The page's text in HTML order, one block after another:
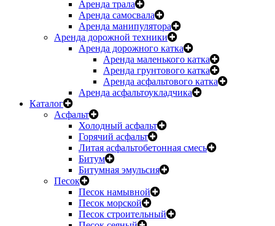
Аренда трала
Аренда самосвала
Аренда манипулятора
Аренда дорожной техники
Аренда дорожного катка
Аренда маленького катка
Аренда грунтового катка
Аренда асфальтового катка
Аренда асфальтоукладчика
Каталог
Асфальт
Холодный асфальт
Горячий асфальт
Литая асфальтобетонная смесь
Битум
Битумная эмульсия
Песок
Песок намывной
Песок морской
Песок строительный